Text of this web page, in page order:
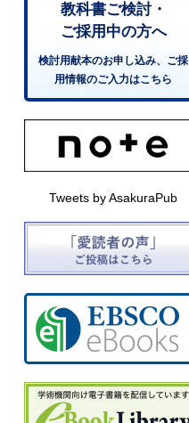
教科書ご検討・
ご採用中の方へ
検討用献本のお申し込み、ご採
用情報のご入力はこちら
Tweets by AsakuraPub